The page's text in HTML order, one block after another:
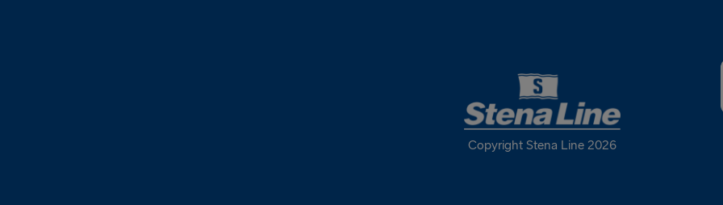
Copyright Stena Line 2026